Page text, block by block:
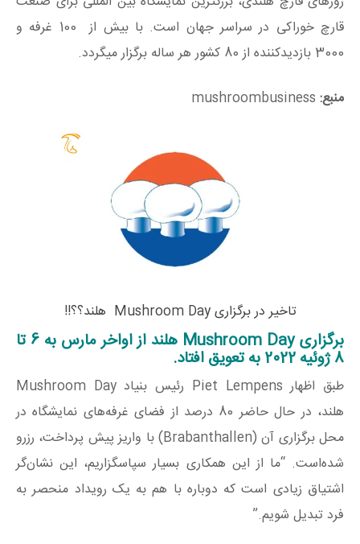
قارچ خوراکی در سراسر جهان است. با بیش از 100 غرفه و
3000 بازدیدکننده از 80 کشور هر ساله برگزار میگردد.
منبع:
تاخیر در برگزاری Mushroom Day هلند؟؟!!
برگزاری Mushroom Day هلند از اواخر مارس به 6 تا
8 ژوئیه 2022 به تعویق افتاد.
طبق اظهار Piet Lempens رئیس بنیاد Mushroom Day
هلند، در حال حاضر 80 درصد از فضای غرفه‌های نمایشگاه در
محل برگزاری آن (Brabanthallen) با واریز پیش پرداخت، رزرو
شده‌است. “ما از این همکاری بسیار سپاسگزاریم، این نشان‌گر
اشتیاق زیادی است که دوباره با هم به یک رویداد منحصر به
فرد تبدیل شویم.”